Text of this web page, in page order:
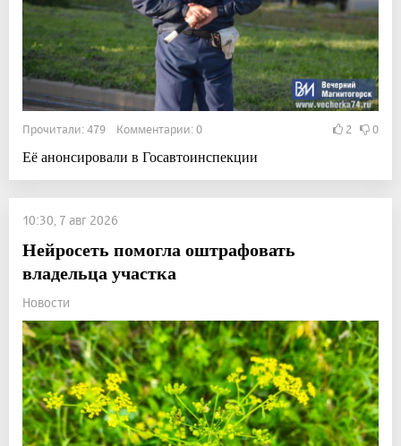
Прочитали: 479 Комментарии: 0 2 0
Её анонсировали в Госавтоинспекции
10:30, 7 авг 2026
Нейросеть помогла оштрафовать
владельца участка
Новости